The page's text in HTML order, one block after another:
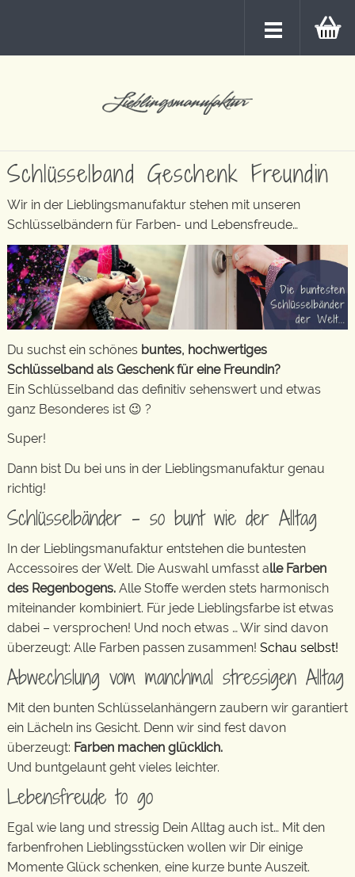
Schlüsselband Geschenk Freundin
Wir in der Lieblingsmanufaktur stehen mit unseren
Schlüsselbändern für Farben- und Lebensfreude…
Du suchst ein schönes buntes, hochwertiges
Schlüsselband als Geschenk für eine Freundin?
Ein Schlüsselband das definitiv sehenswert und etwas
ganz Besonderes ist 😉 ?
Super!
Dann bist Du bei uns in der Lieblingsmanufaktur genau
richtig!
Schlüsselbänder – so bunt wie der Alltag
In der Lieblingsmanufaktur entstehen die buntesten
Accessoires der Welt. Die Auswahl umfasst alle Farben
des Regenbogens. Alle Stoffe werden stets harmonisch
miteinander kombiniert. Für jede Lieblingsfarbe ist etwas
dabei – versprochen! Und noch etwas … Wir sind davon
überzeugt: Alle Farben passen zusammen! Schau selbst!
Abwechslung vom manchmal stressigen Alltag
Mit den bunten Schlüsselanhängern zaubern wir garantiert
ein Lächeln ins Gesicht. Denn wir sind fest davon
überzeugt: Farben machen glücklich.
Und buntgelaunt geht vieles leichter.
Lebensfreude to go
Egal wie lang und stressig Dein Alltag auch ist… Mit den
farbenfrohen Lieblingsstücken wollen wir Dir einige
Momente Glück schenken, eine kurze bunte Auszeit.